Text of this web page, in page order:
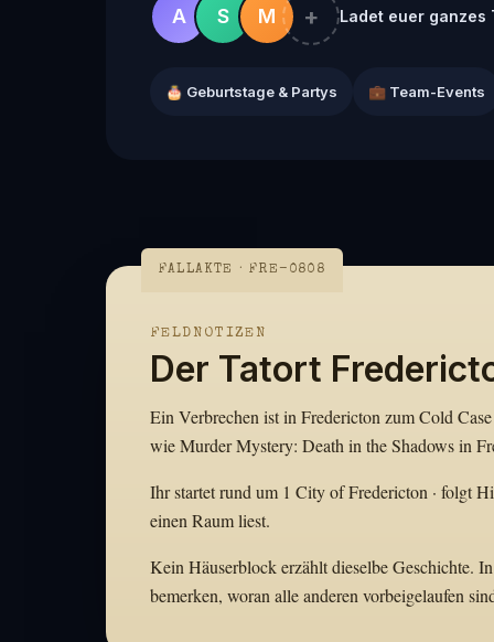
A S M + Ladet euer ganzes
🎂 Geburtstage & Partys 💼 Team-Events
FALLAKTE · FRE-0808
FELDNOTIZEN
Der Tatort
Ein Verbrechen ist in Fredericton zum Cold
wie Murder Mystery: Death in the Shadows in
Ihr startet rund um 1 City of Fredericton · folgt
einen Raum liest.
Kein Häuserblock erzählt dieselbe Geschichte.
bemerken, woran alle anderen vorbeigelaufen